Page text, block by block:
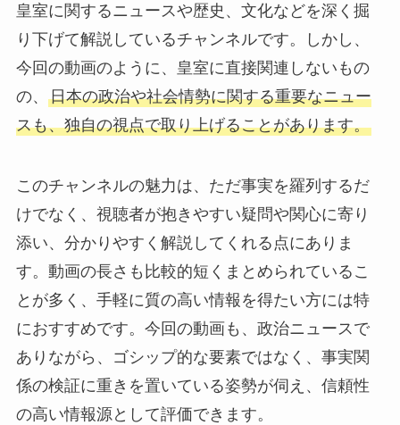
皇室に関するニュースや歴史、文化などを深く掘
り下げて解説しているチャンネルです。しかし、
今回の動画のように、皇室に直接関連しないもの
の、 日本の政治や社会情勢に関する重要なニュー
スも、独自の視点で取り上げることがあります。
このチャンネルの魅力は、ただ事実を羅列するだ
けでなく、視聴者が抱きやすい疑問や関心に寄り
添い、分かりやすく解説してくれる点にありま
す。動画の長さも比較的短くまとめられているこ
とが多く、手軽に質の高い情報を得たい方には特
におすすめです。今回の動画も、政治ニュースで
ありながら、ゴシップ的な要素ではなく、事実関
係の検証に重きを置いている姿勢が伺え、信頼性
の高い情報源として評価できます。